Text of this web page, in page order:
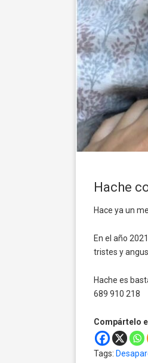
Hache
Hace ya un
En el año 2021
tristes y
Hache es
689 910 218
Compártelo
Tags: